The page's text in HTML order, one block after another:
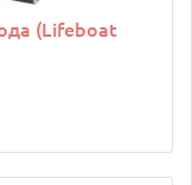
(Lifeboat